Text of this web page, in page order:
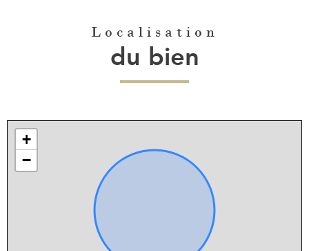
Localisation
du bien
+
−